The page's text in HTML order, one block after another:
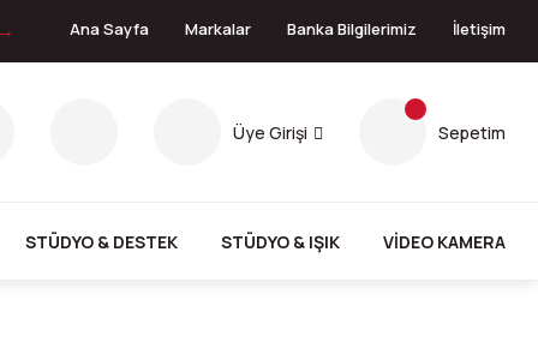
Ana Sayfa Markalar Banka Bilgilerimiz İletişim
Üye Girişi Sepetim
STÜDYO & DESTEK STÜDYO & IŞIK VİDEO KAMERA